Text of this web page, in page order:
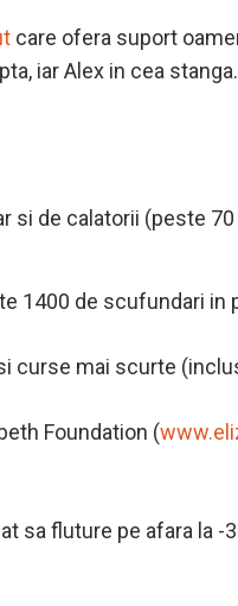
care ofera suport
iar Alex in cea
si de calatorii (peste
1400 de scufundari in
curse mai scurte
Foundation (
sa fluture pe afara la -